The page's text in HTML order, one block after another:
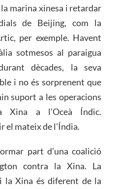
marina xinesa i retardar
de Beijing, com la
per exemple. Havent
sotmesos al paraigua
dècades, la seva
i no és sorprenent que
suport a les operacions
Xina a l’Oceà Índic.
el mateix de l’Índia.
part d’una coalició
contra la Xina. La
la Xina és diferent de la